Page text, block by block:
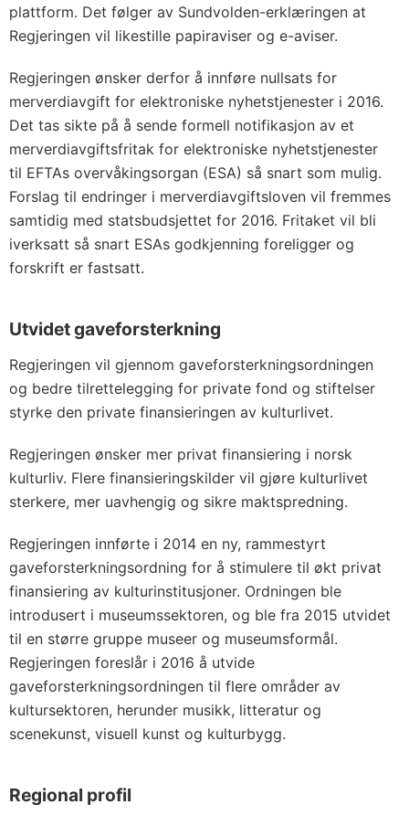
plattform. Det følger av Sundvolden-erklæringen at
Regjeringen vil likestille papiraviser og e-aviser.
Regjeringen ønsker derfor å innføre nullsats for
merverdiavgift for elektroniske nyhetstjenester i 2016.
Det tas sikte på å sende formell notifikasjon av et
merverdiavgiftsfritak for elektroniske nyhetstjenester
til EFTAs overvåkingsorgan (ESA) så snart som mulig.
Forslag til endringer i merverdiavgiftsloven vil fremmes
samtidig med statsbudsjettet for 2016. Fritaket vil bli
iverksatt så snart ESAs godkjenning foreligger og
forskrift er fastsatt.
Utvidet gaveforsterkning
Regjeringen vil gjennom gaveforsterkningsordningen
og bedre tilrettelegging for private fond og stiftelser
styrke den private finansieringen av kulturlivet.
Regjeringen ønsker mer privat finansiering i norsk
kulturliv. Flere finansieringskilder vil gjøre kulturlivet
sterkere, mer uavhengig og sikre maktspredning.
Regjeringen innførte i 2014 en ny, rammestyrt
gaveforsterkningsordning for å stimulere til økt privat
finansiering av kulturinstitusjoner. Ordningen ble
introdusert i museumssektoren, og ble fra 2015 utvidet
til en større gruppe museer og museumsformål.
Regjeringen foreslår i 2016 å utvide
gaveforsterkningsordningen til flere områder av
kultursektoren, herunder musikk, litteratur og
scenekunst, visuell kunst og kulturbygg.
Regional profil